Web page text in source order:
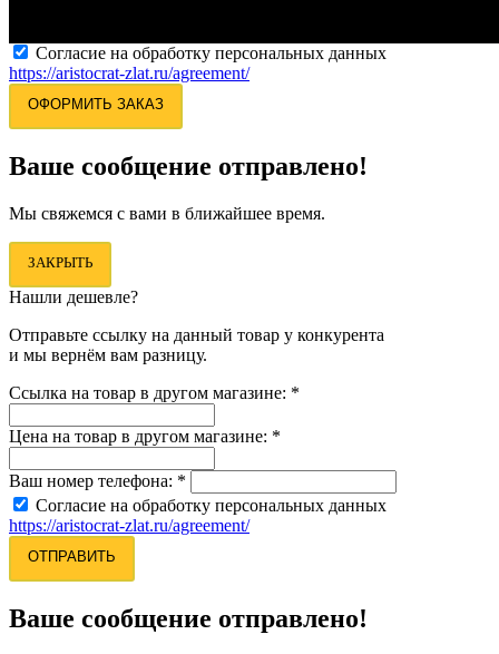
Согласие на обработку персональных данных
https://aristocrat-zlat.ru/agreement/
ОФОРМИТЬ ЗАКАЗ
Ваше сообщение отправлено!
Мы свяжемся с вами в ближайшее время.
ЗАКРЫТЬ
Нашли дешевле?
Отправьте ссылку на данный товар у конкурента
и мы вернём вам разницу.
Ссылка на товар в другом магазине: *
Цена на товар в другом магазине: *
Ваш номер телефона: *
Согласие на обработку персональных данных
https://aristocrat-zlat.ru/agreement/
ОТПРАВИТЬ
Ваше сообщение отправлено!